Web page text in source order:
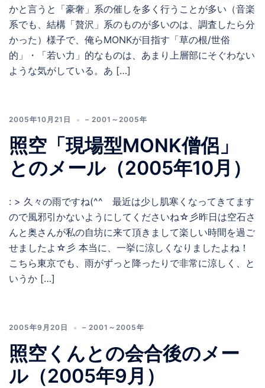
かと言うと「豪奢」系の催しを多く行うことが多い（音楽
系でも、結構「贅沢」系のものが多いのは、調査したら分
かった）様子で、俺らMONKが目指す「草の根/世俗
的」・「若い力」的なものは、あまり上層部にそぐわない
ような気がしている。あ […]
2005年10月21日 – 2001～2005年
照空「現場型MONK僧侶」
とのメール（2005年10月）
: > 久々の雨ですね(^^ゞ最近は少し肌寒くなってきてます
ので風邪引かないようにしてくださいね☆彡昨日は空石さ
んと奥さんが私の自坊に来て頂きまして楽しい時間を過ご
せましたよ☆彡 本当に、一挙に涼しくなりましたよね！
こちら東京でも、雨がずっと降ったりで非常に涼しく、と
いうか […]
2005年9月20日 – 2001～2005年
照空くんとの会合後のメー
ル（2005年9月）